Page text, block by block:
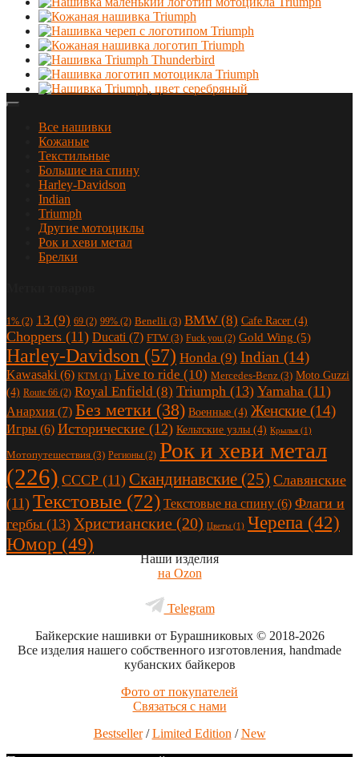
Все нашивки
Кожаные
Текстильные
Большие на спину
Harley-Davidson
Indian
Triumph
Другие мотоциклы
Рок и хеви метал
Брелки
1% (2) 13 (9) 69 (2) 99% (2) Benelli (3) BMW (8) Cafe Racer (4)
Choppers (11) Ducati (7) FTW (3) Fuck you (2) Gold Wing (5)
Harley-Davidson (57) Honda (9) Indian (14)
Kawasaki (6) KTM (1) Live to ride (10) Mercedes-Benz (3) Moto Guzzi
(4) Route 66 (2) Royal Enfield (8) Triumph (13) Yamaha (11)
Анархия (7) Без метки (38) Военные (4) Женские (14)
Игры (6) Исторические (12) Кельтские узлы (4) Крылья (1)
Мотопутешествия (3) Регионы (2) Рок и хеви метал
(226) СССР (11) Скандинавские (25) Славянские
(11) Текстовые (72) Текстовые на спину (6) Флаги и
гербы (13) Христианские (20) Цветы (1) Черепа (42)
Юмор (49)
Наши изделия
на Ozon
Telegram
Байкерские нашивки от Бурашниковых© 2018-2026
Все изделия нашего собственного изготовления, handmade
кубанских байкеров
Фото от покупателей
Связаться с нами
Bestseller/Limited Edition /New